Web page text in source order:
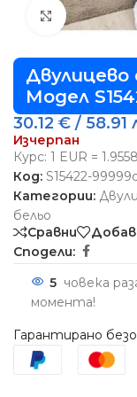
Виж повече
Двулицево
Модел
30.12 € / 58.91
Изчерпан
Курс: 1 EUR =
Код: S15422-
Категории:
бельо
Сравни
Сподели:
5 човека
момента!
Гарантирано